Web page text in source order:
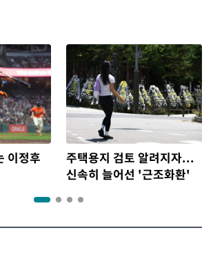
이정후
주택용지 검토 알려지자...
신속히 늘어선 '근조화환'